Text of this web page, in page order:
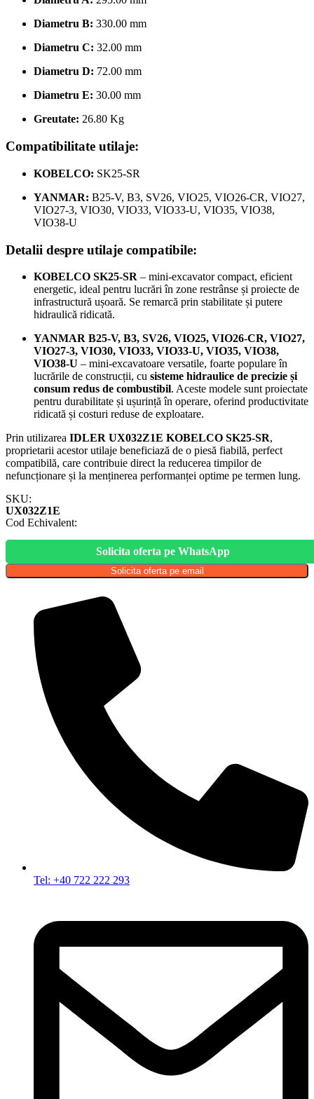
Diametru B: 330.00 mm
Diametru C: 32.00 mm
Diametru D: 72.00 mm
Diametru E: 30.00 mm
Greutate: 26.80 Kg
Compatibilitate utilaje:
KOBELCO: SK25-SR
YANMAR: B25-V, B3, SV26, VIO25, VIO26-CR, VIO27,
VIO27-3, VIO30, VIO33, VIO33-U, VIO35, VIO38,
VIO38-U
Detalii despre utilaje compatibile:
KOBELCO SK25-SR – mini-excavator compact, eficient
energetic, ideal pentru lucrări în zone restrânse și proiecte de
infrastructură ușoară. Se remarcă prin stabilitate și putere
hidraulică ridicată.
YANMAR B25-V, B3, SV26, VIO25, VIO26-CR, VIO27,
VIO27-3, VIO30, VIO33, VIO33-U, VIO35, VIO38,
VIO38-U – mini-excavatoare versatile, foarte populare în
lucrările de construcții, cu sisteme hidraulice de precizie și
consum redus de combustibil. Aceste modele sunt proiectate
pentru durabilitate și ușurință în operare, oferind productivitate
ridicată și costuri reduse de exploatare.
Prin utilizarea IDLER UX032Z1E KOBELCO SK25-SR,
proprietarii acestor utilaje beneficiază de o piesă fiabilă, perfect
compatibilă, care contribuie direct la reducerea timpilor de
nefuncționare și la menținerea performanței optime pe termen lung.
SKU:
UX032Z1E
Cod Echivalent:
Solicita oferta pe WhatsApp
Solicita oferta pe email
Tel: +40 722 222 293